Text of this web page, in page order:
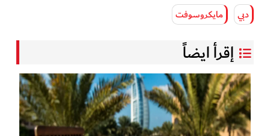
دبي مايكروسوفت
إقرأ ايضاً